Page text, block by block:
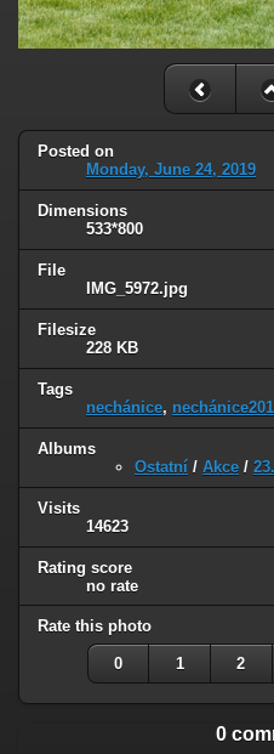
Posted on
Monday, June 24, 2019
Dimensions
533*800
File
IMG_5972.jpg
Filesize
228 KB
Tags
nechánice,
Albums
Ostatní / Akce /
Visits
14623
Rating score
no rate
Rate this photo
0 1 2
0